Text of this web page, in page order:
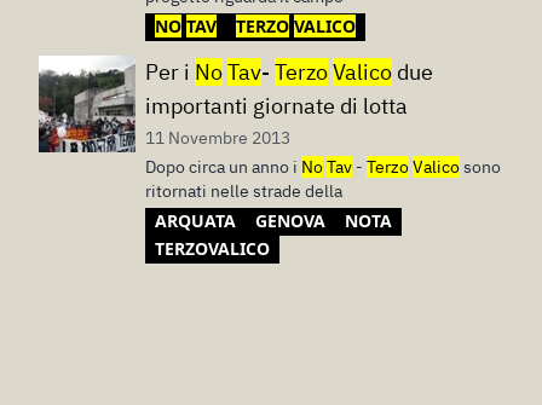
NO TAV TERZO VALICO
Per i NoTav- TerzoValico due
importanti giornate di lotta
11 Novembre 2013
Dopo circa un anno i NoTav - TerzoValicosono
ritornati nelle strade della
ARQUATA GENOVA
NOTA
TERZOVALICO